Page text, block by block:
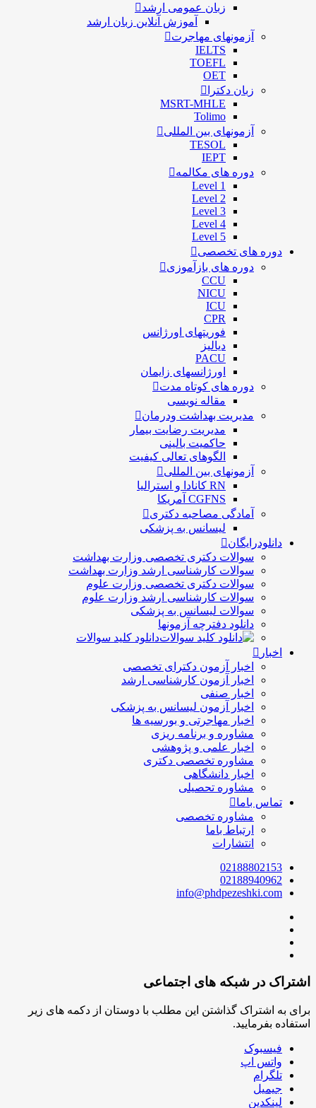
زبان عمومی ارشد
آموزش آنلاین زبان ارشد
آزمونهای مهاجرت
IELTS
TOEFL
OET
زبان دکترا
MSRT-MHLE
Tolimo
آزمونهای بین المللی
TESOL
IEPT
دوره های مکالمه
Level 1
Level 2
Level 3
Level 4
Level 5
دوره های تخصصی
دوره های بازآموزی
CCU
NICU
ICU
CPR
فوریتهای اورژانس
دیالیز
PACU
اورژانسهای زایمان
دوره های کوتاه مدت
مقاله نویسی
مدیریت بهداشت ودرمان
مديريت رضايت بيمار
حاكميت بالينی
الگوهای تعالی کيفيت
آزمونهای بین المللی
RN کانادا و استرالیا
CGFNS آمریکا
آمادگی مصاحبه دکتری
لیسانس به پزشکی
دانلودرایگان
سوالات دکتری تخصصی وزارت بهداشت
سوالات کارشناسی ارشد وزارت بهداشت
سوالات دکتری تخصصی وزارت علوم
سوالات کارشناسی ارشد وزارت علوم
سوالات لیسانس به پزشکی
دانلود دفترچه آزمونها
دانلود کلید سوالات
اخبار
اخبار آزمون دکترای تخصصی
اخبار آزمون کارشناسی ارشد
اخبار صنفی
اخبار آزمون لیسانس به پزشکی
اخبار مهاجرتی و بورسیه ها
مشاوره و برنامه ریزی
اخبار علمی و پژوهشی
مشاوره تخصصی دکتری
اخبار دانشگاهی
مشاوره تحصیلی
تماس باما
مشاوره تخصصی
ارتباط باما
انتشارات
02188802153
02188940962
info@phdpezeshki.com
اشتراک در شبکه های اجتماعی
برای به اشتراک گذاشتن این مطلب با دوستان از دکمه های زیر
استفاده بفرمایید.
فیسبوک
واتس اپ
تلگرام
جیمیل
لینکدین